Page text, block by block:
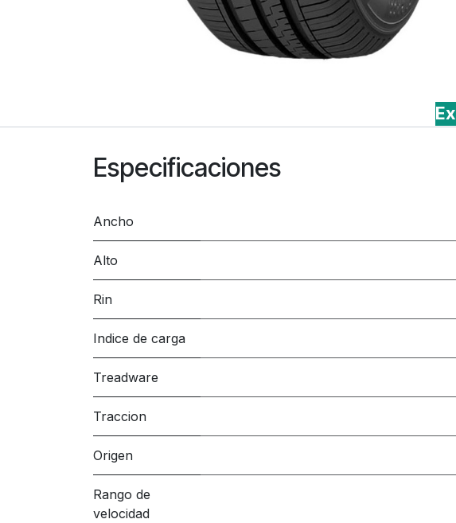
Especificaciones
Ancho
Alto
Rin
Indice de carga
Treadware
Traccion
Origen
Rango de
velocidad